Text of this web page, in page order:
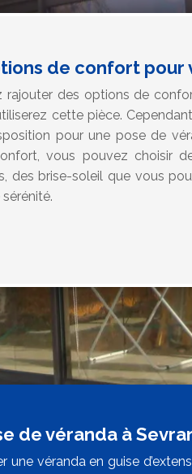
de confort pour
des options de
cette pièce.
pour une pose de
vous pouvez choisir
des brise-soleil que vous
de véranda à
une véranda en guise